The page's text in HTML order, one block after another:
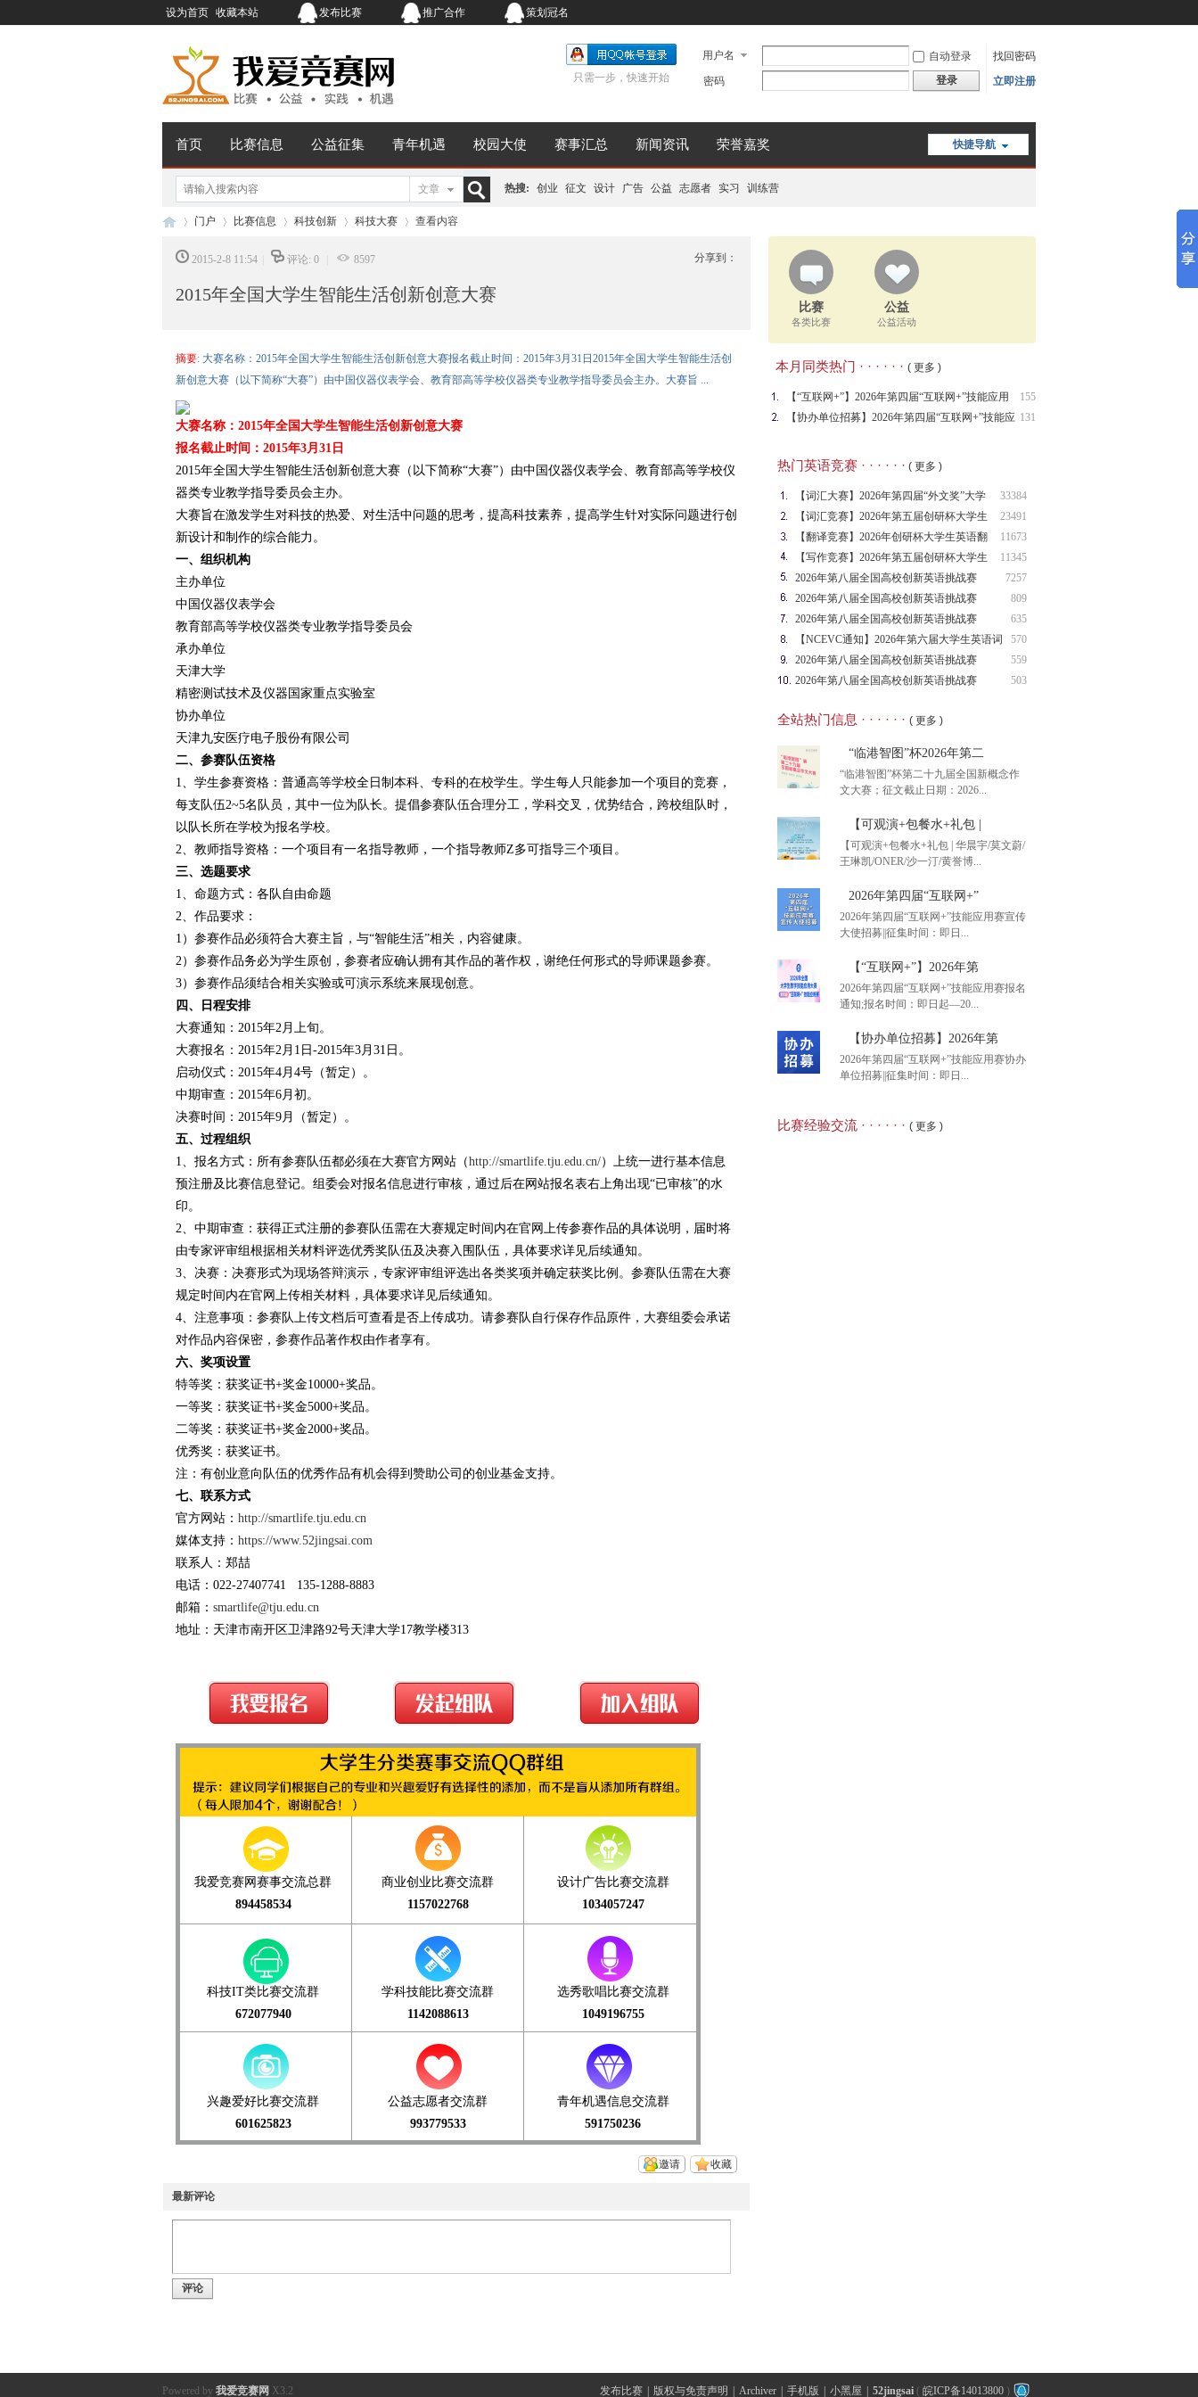
设为首页 收藏本站 发布比赛 推广合作 策划冠名
用户名 自动登录
找回密码
密码
登录 立即注册
只需一步，快速开始
快捷导航
首页 比赛信息 公益征集 青年机遇 校园大使 赛事汇总 新闻资讯 荣誉嘉奖
文章
索
热搜: 创业 征文 设计 广告 公益 志愿者 实习 训练营
›
门户
›
比赛信息
›
科技创新
›
科技大赛
›
查看内容
分享到：
2015-2-8 11:54 评论: 0 8597
2015年全国大学生智能生活创新创意大赛
摘要: 大赛名称：2015年全国大学生智能生活创新创意大赛报名截止时间：2015年3月31日2015年全国大学生智能生活创
新创意大赛（以下简称“大赛”）由中国仪器仪表学会、教育部高等学校仪器类专业教学指导委员会主办。大赛旨 ...
大赛名称：2015年全国大学生智能生活创新创意大赛
报名截止时间：2015年3月31日
2015年全国大学生智能生活创新创意大赛（以下简称“大赛”）由中国仪器仪表学会、教育部高等学校仪
器类专业教学指导委员会主办。
大赛旨在激发学生对科技的热爱、对生活中问题的思考，提高科技素养，提高学生针对实际问题进行创
新设计和制作的综合能力。
一、组织机构
主办单位
中国仪器仪表学会
教育部高等学校仪器类专业教学指导委员会
承办单位
天津大学
精密测试技术及仪器国家重点实验室
协办单位
天津九安医疗电子股份有限公司
二、参赛队伍资格
1、学生参赛资格：普通高等学校全日制本科、专科的在校学生。学生每人只能参加一个项目的竞赛，
每支队伍2~5名队员，其中一位为队长。提倡参赛队伍合理分工，学科交叉，优势结合，跨校组队时，
以队长所在学校为报名学校。
2、教师指导资格：一个项目有一名指导教师，一个指导教师Z多可指导三个项目。
三、选题要求
1、命题方式：各队自由命题
2、作品要求：
1）参赛作品必须符合大赛主旨，与“智能生活”相关，内容健康。
2）参赛作品务必为学生原创，参赛者应确认拥有其作品的著作权，谢绝任何形式的导师课题参赛。
3）参赛作品须结合相关实验或可演示系统来展现创意。
四、日程安排
大赛通知：2015年2月上旬。
大赛报名：2015年2月1日-2015年3月31日。
启动仪式：2015年4月4号（暂定）。
中期审查：2015年6月初。
决赛时间：2015年9月（暂定）。
五、过程组织
1、报名方式：所有参赛队伍都必须在大赛官方网站（http://smartlife.tju.edu.cn/）上统一进行基本信息
预注册及比赛信息登记。组委会对报名信息进行审核，通过后在网站报名表右上角出现“已审核”的水
印。
2、中期审查：获得正式注册的参赛队伍需在大赛规定时间内在官网上传参赛作品的具体说明，届时将
由专家评审组根据相关材料评选优秀奖队伍及决赛入围队伍，具体要求详见后续通知。
3、决赛：决赛形式为现场答辩演示，专家评审组评选出各类奖项并确定获奖比例。参赛队伍需在大赛
规定时间内在官网上传相关材料，具体要求详见后续通知。
4、注意事项：参赛队上传文档后可查看是否上传成功。请参赛队自行保存作品原件，大赛组委会承诺
对作品内容保密，参赛作品著作权由作者享有。
六、奖项设置
特等奖：获奖证书+奖金10000+奖品。
一等奖：获奖证书+奖金5000+奖品。
二等奖：获奖证书+奖金2000+奖品。
优秀奖：获奖证书。
注：有创业意向队伍的优秀作品有机会得到赞助公司的创业基金支持。
七、联系方式
官方网站： http://smartlife.tju.edu.cn
媒体支持： https://www.52jingsai.com
联系人：郑喆
电话：022-27407741 135-1288-8883
邮箱： smartlife@tju.edu.cn
地址：天津市南开区卫津路92号天津大学17教学楼313
我爱竞赛网赛事交流总群
894458534
商业创业比赛交流群
1157022768
设计广告比赛交流群
1034057247
科技IT类比赛交流群
672077940
学科技能比赛交流群
1142088613
选秀歌唱比赛交流群
1049196755
兴趣爱好比赛交流群
601625823
公益志愿者交流群
993779533
青年机遇信息交流群
591750236
收藏
邀请
最新评论
评论
比赛
各类比赛
公益
公益活动
本月同类热门 · · · · · · ( 更多 )
155
【“互联网+”】2026年第四届“互联网+”技能应用
赛报名通知
131
【协办单位招募】2026年第四届“互联网+”技能应
热门英语竞赛 · · · · · · ( 更多 )
33384
【词汇大赛】2026年第四届“外文奖”大学
生
23491
【词汇竞赛】2026年第五届创研杯大学生
英语
11673
【翻译竞赛】2026年创研杯大学生英语翻
译竞
11345
【写作竞赛】2026年第五届创研杯大学生
英语
7257
2026年第八届全国高校创新英语挑战赛
（NCIE
809
2026年第八届全国高校创新英语挑战赛
635
2026年第八届全国高校创新英语挑战赛
（NCIE
570
【NCEVC通知】2026年第六届大学生英语词
汇
559
2026年第八届全国高校创新英语挑战赛
（NCIE
503
2026年第八届全国高校创新英语挑战赛
全站热门信息 · · · · · · ( 更多 )
“临港智图”杯2026年第二
“临港智图”杯第二十九届全国新概念作
文大赛；征文截止日期：2026...
“临港智图”杯2026年第二
【可观演+包餐水+礼包 |
【可观演+包餐水+礼包 | 华晨宇/莫文蔚/
王琳凯/ONER/沙一汀/黄誉博...
【可观演+包餐水+礼包 |
2026年第四届“互联网+”
2026年第四届“互联网+”技能应用赛宣传
大使招募||征集时间：即日...
2026年第四届“互联网+”
【“互联网+”】2026年第
2026年第四届“互联网+”技能应用赛报名
通知;报名时间：即日起—20...
【“互联网+”】2026年第
【协办单位招募】2026年第
2026年第四届“互联网+”技能应用赛协办
单位招募||征集时间：即日...
比赛经验交流 · · · · · · ( 更多 )
发布比赛 版权与免责声明 Archiver 手机版 小黑屋 52jingsai ( 皖ICP备14013800 )
Powered by 我爱竞赛网 X3.2